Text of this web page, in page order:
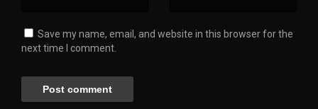
Save my name, email, and website in this browser for the
next time I comment.